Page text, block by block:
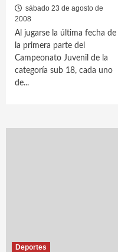
sábado 23 de agosto de
2008
Al jugarse la última fecha de
la primera parte del
Campeonato Juvenil de la
categoría sub 18, cada uno
de...
Deportes